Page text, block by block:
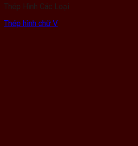
Thép Hình Các Loại
Thép hình chữ V